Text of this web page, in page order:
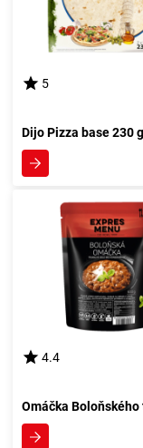
5
Dijo Pizza base 230 g
4.4